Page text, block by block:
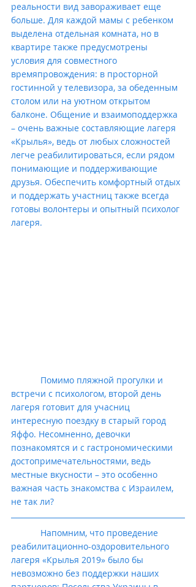
реальности вид завораживает еще
больше. Для каждой мамы с ребенком
выделена отдельная комната, но в
квартире также предусмотрены
условия для совместного
времяпровождения: в просторной
гостинной у телевизора, за обеденным
столом или на уютном открытом
балконе. Общение и взаимоподдержка
– очень важные составляющие лагеря
«Крылья», ведь от любых сложностей
легче реабилитироваться, если рядом
понимающие и поддерживающие
друзья. Обеспечить комфортный отдых
и поддержать участниц также всегда
готовы волонтеры и опытный психолог
лагеря.
встречи с психологом, второй день
лагеря готовит для учасниц
интересную поездку в старый город
Яффо. Несомненно, девочки
познакомятся и с гастрономическими
достопримечательностями, ведь
местные вкусности – это особенно
важная часть знакомства с Израилем,
не так ли?
реабилитационно-оздоровительного
лагеря «Крылья 2019» было бы
невозможно без поддержки наших